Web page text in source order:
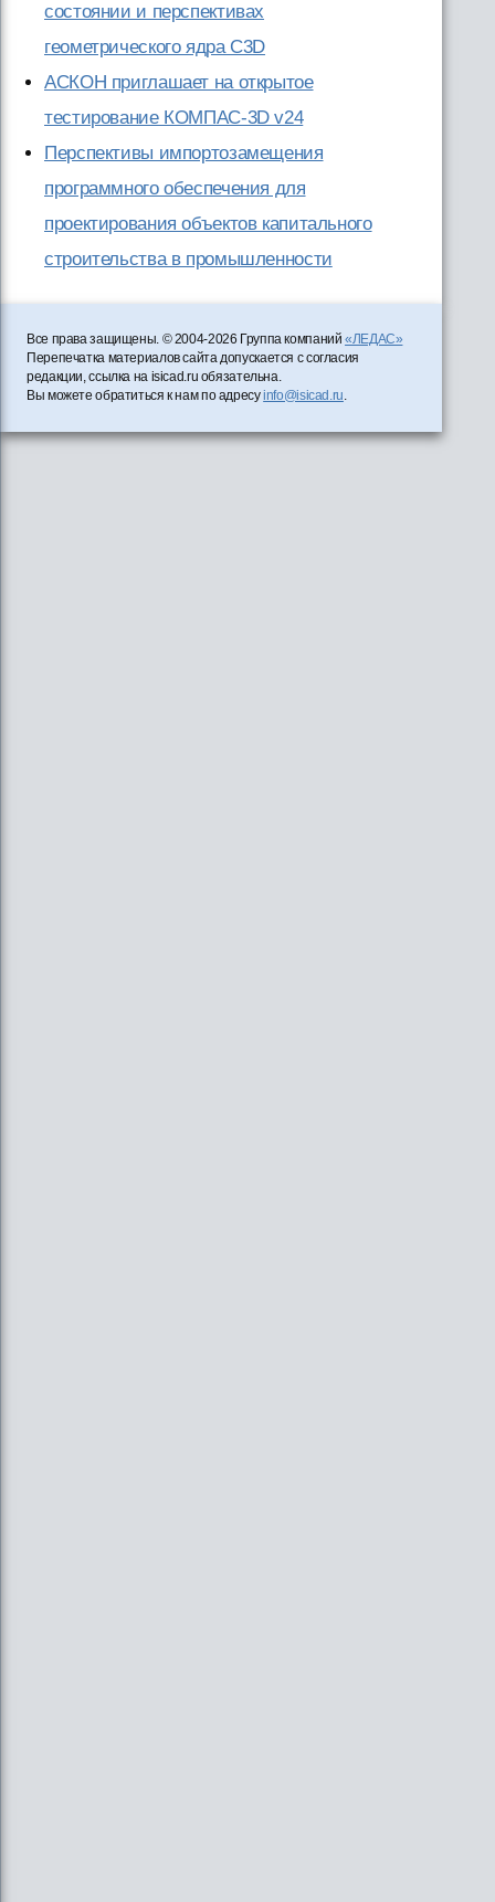
состоянии и перспективах
геометрического ядра C3D
АСКОН приглашает на открытое
тестирование КОМПАС-3D v24
Перспективы импортозамещения
программного обеспечения для
проектирования объектов капитального
строительства в промышленности
Все права защищены. © 2004-2026 Группа компаний«ЛЕДАС»
Перепечатка материалов сайта допускается с согласия
редакции, ссылка на isicad.ru обязательна.
Вы можете обратиться к нам по адресуinfo@isicad.ru.